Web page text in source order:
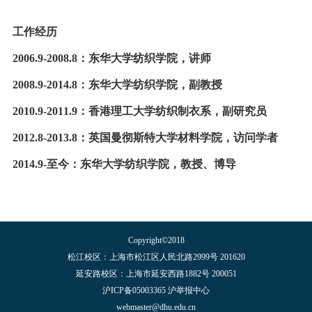
工作经历
2006.9-2008.8：东华大学纺织学院，讲师
2008.9-2014.8：东华大学纺织学院，副教授
2010.9-2011.9：香港理工大学纺织制衣系，副研究员
2012.8-2013.8：英国曼彻斯特大学材料学院，访问学者
2014.9-至今：东华大学纺织学院，教授、博导
Copyright©2018
松江校区：上海市松江区人民北路2999号 201620
延安路校区：上海市延安西路1882号 200051
沪ICP备05003365 沪举报中心
webmaster@dhu.edu.cn